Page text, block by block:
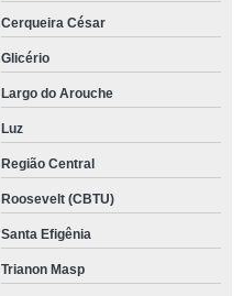
Cerqueira César
Glicério
Largo do Arouche
Luz
Região Central
Roosevelt (CBTU)
Santa Efigênia
Trianon Masp